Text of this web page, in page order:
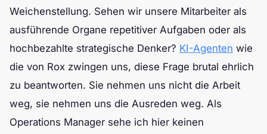
Weichenstellung. Sehen wir unsere Mitarbeiter als
ausführende Organe repetitiver Aufgaben oder als
hochbezahlte strategische Denker? KI-Agenten wie
die von Rox zwingen uns, diese Frage brutal ehrlich
zu beantworten. Sie nehmen uns nicht die Arbeit
weg, sie nehmen uns die Ausreden weg. Als
Operations Manager sehe ich hier keinen